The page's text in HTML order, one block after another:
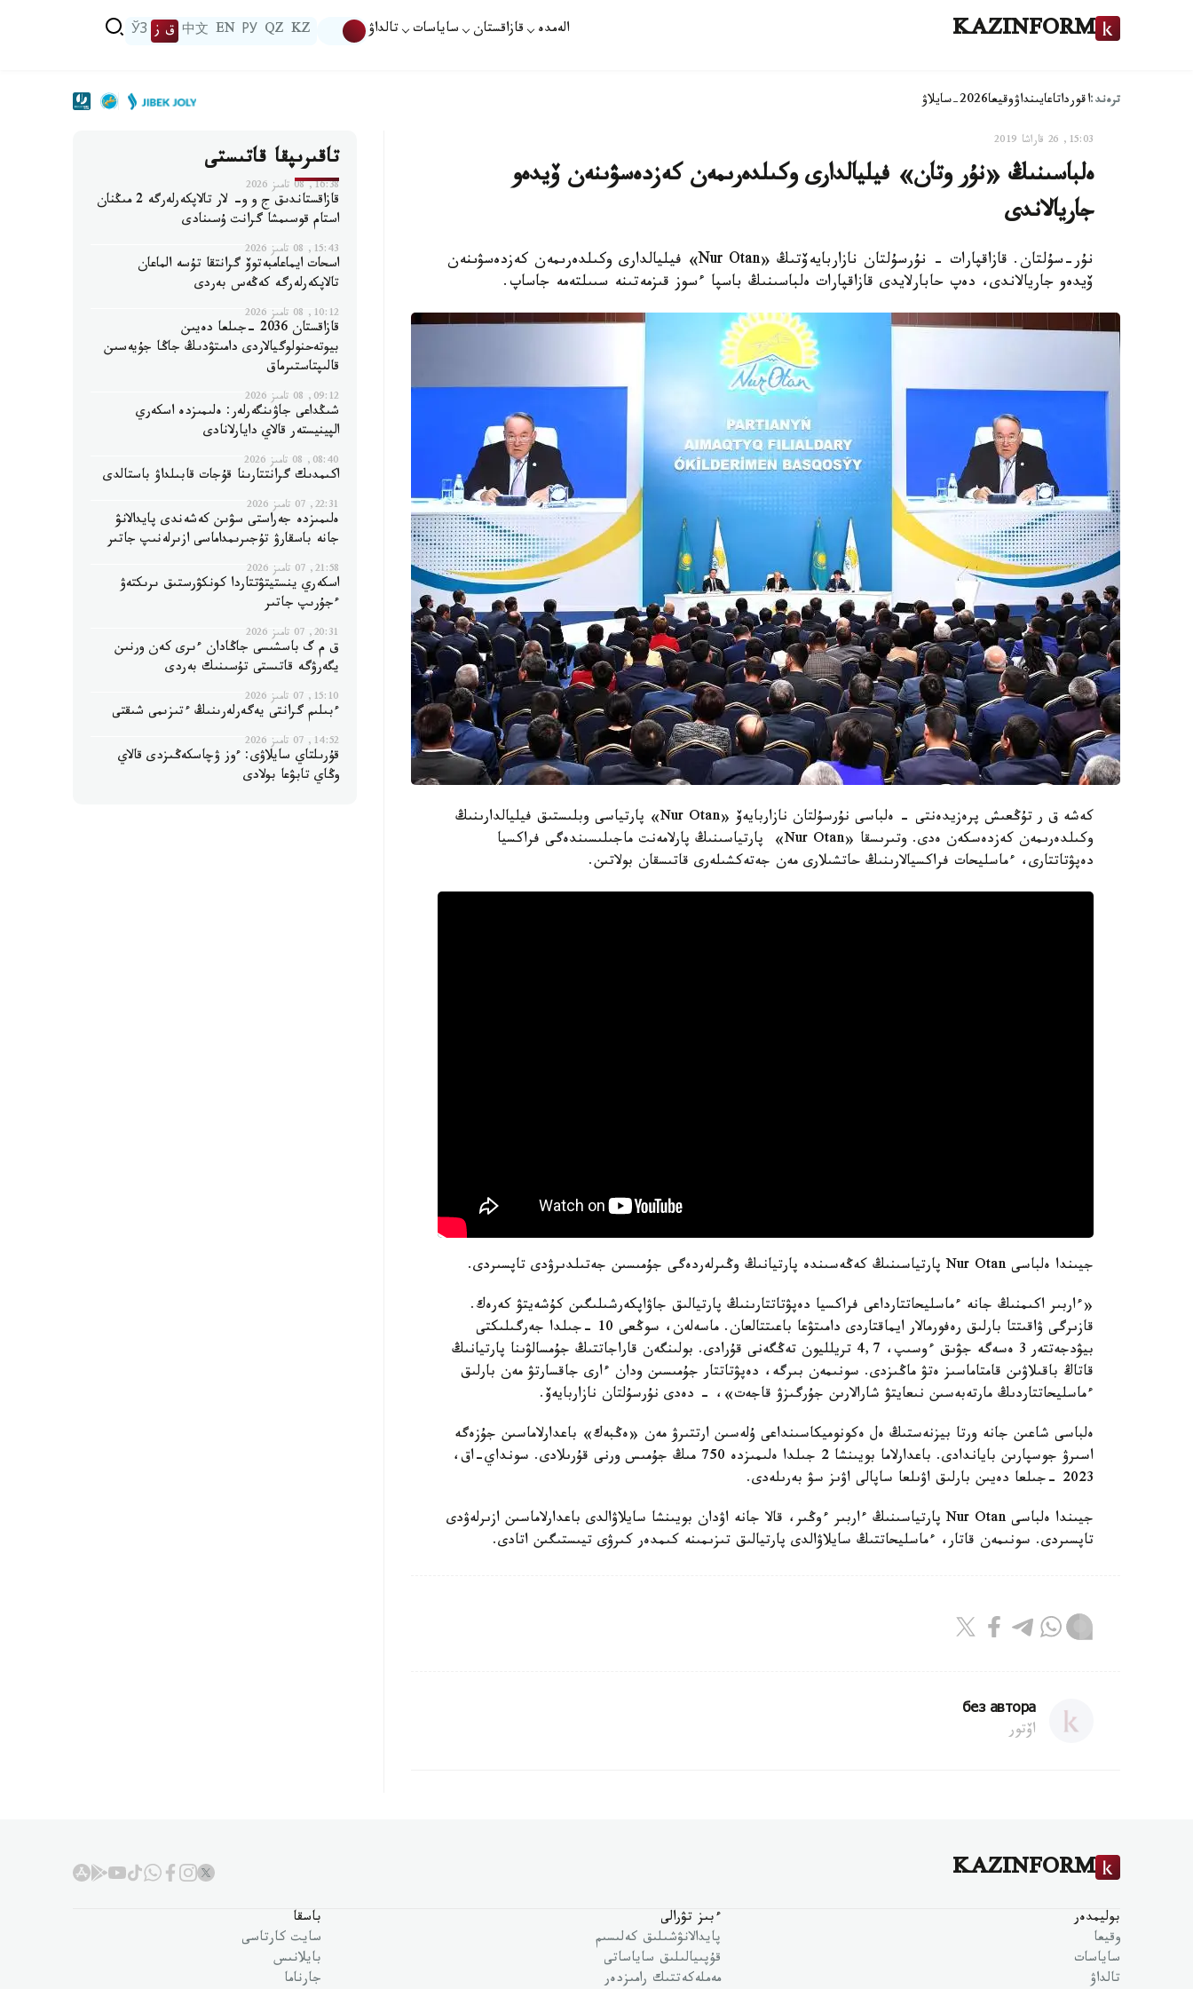
KAZINFORM الەمدە قازاقستان ساياسات تالداۋ KZ
QZ
РУ
EN
中文 ق ز ЎЗ
ترەند:اقورداتاعايىنداۋوقيعا2026-سايلاۋ
15:03, 26 قاراشا 2019
ەلباسىنىڭ «نۇر وتان» فيليالدارى وكىلدەرىمەن كەزدەسۋىنەن ۆيدەو
جاريالاندى
نۇر-سۇلتان. قازاقپارات - نۇرسۇلتان نازاربايەۆتىڭ «Nur Otan» فيليالدارى وكىلدەرىمەن كەزدەسۋىنەن
ۆيدەو جاريالاندى، دەپ حابارلايدى قازاقپارات ەلباسىنىڭ باسپا ءسوز قىزمەتىنە سىىلتەمە جاساپ.
كەشە ق ر تۇڭعىش پرەزيدەنتى - ەلباسى نۇرسۇلتان نازاربايەۆ «Nur Otan» پارتياسى وبلىستىق فيليالدارىنىڭ
وكىلدەرىمەن كەزدەسكەن ەدى. وتىرىسقا «Nur Otan» پارتياسىنىڭ پارلامەنت ماجىلىسىندەگى فراكسيا
دەپۋتاتتارى، ءماسليحات فراكسيالارىنىڭ حاتشىلارى مەن جەتەكشىلەرى قاتىسقان بولاتىن.
جيىندا ەلباسى Nur Otan پارتياسىنىڭ كەڭەسىندە پارتيانىڭ وڭىرلەردەگى جۇمىسىن جەتىلدىرۋدى تاپسىردى.
«ءاربىر اكىمنىڭ جانە ءماسليحاتتارداعى فراكسيا دەپۋتاتتارىنىڭ پارتيالىق جاۋاپكەرشىلىگىن كۇشەيتۋ كەرەك.
قازىرگى ۋاقىتتا بارلىق رەفورمالار ايماقتاردى دامىتۋعا باعىتتالعان. ماسەلەن، سوڭعى 10 -جىلدا جەرگىلىكتى
بيۋدجەتتەر 3 ەسەگە جۋىق ءوسىپ، 4,7 تريلليون تەڭگەنى قۇرادى. بولىنگەن قاراجاتتىڭ جۇمسالۋىنا پارتيانىڭ
قاتاڭ باقىلاۋىن قامتاماسىز ەتۋ ماڭىزدى. سونىمەن بىرگە، دەپۋتاتتار جۇمىسىن ودان ءارى جاقسارتۋ مەن بارلىق
ءماسليحاتتاردىڭ مارتەبەسىن نىعايتۋ شارالارىن جۇرگىزۋ قاجەت»، - دەدى نۇرسۇلتان نازاربايەۆ.
ەلباسى شاعىن جانە ورتا بيزنەستىڭ ەل ەكونوميكاسىنداعى ۇلەسىن ارتتىرۋ مەن «ەڭبەك» باعدارلاماسىن جۇزەگە
اسىرۋ جوسپارىن باياندادى. باعدارلاما بويىنشا 2 جىلدا ەلىمىزدە 750 مىڭ جۇمىس ورنى قۇرىلادى. سونداي-اق،
2023 -جىلعا دەيىن بارلىق اۋىلعا ساپالى اۋىز سۋ بەرىلەدى.
جيىندا ەلباسى Nur Otan پارتياسىنىڭ ءاربىر ءوڭىر، قالا جانە اۋدان بويىنشا سايلاۋالدى باعدارلاماسىن ازىرلەۋدى
تاپسىردى. سونىمەن قاتار، ءماسليحاتتىڭ سايلاۋالدى پارتيالىق تىزىمىنە كىمدەر كىرۋى تيىستىگىن اتادى.
без автора
اۆتور
تاقىرىپقا قاتىستى
16:38, 08 تامىز 2026
قازاقستاندىق ج و و- لار تالاپكەرلەرگە 2 مىڭنان
استام قوسىمشا گرانت ۇسىنادى
15:43, 08 تامىز 2026
اسحات ايماعامبەتوۆ گرانتقا تۇسە الماعان
تالاپكەرلەرگە كەڭەس بەردى
10:12, 08 تامىز 2026
قازاقستان 2036 -جىلعا دەيىن
بيوتەحنولوگيالاردى دامىتۋدىڭ جاڭا جۇيەسىن
قالىپتاستىرماق
09:12, 08 تامىز 2026
شىڭداعى جاۋىنگەرلەر: ەلىمىزدە اسكەري
الپينيستەر قالاي دايارلانادى
08:40, 08 تامىز 2026
اكىمدىك گرانتتارىنا قۇجات قابىلداۋ باستالدى
22:31, 07 تامىز 2026
ەلىمىزدە جەراستى سۋىن كەشەندى پايدالانۋ
جانە باسقارۋ تۇجىرىمداماسى ازىرلەنىپ جاتىر
21:58, 07 تامىز 2026
اسكەري ينستيتۋتتاردا كونكۋرستىق ىرىكتەۋ
ءجۇرىپ جاتىر
20:31, 07 تامىز 2026
ق م گ باسشىسى جاڭادان ءىرى كەن ورنىن
يگەرۋگە قاتىستى تۇسىنىك بەردى
15:10, 07 تامىز 2026
ءبىلىم گرانتى يەگەرلەرىنىڭ ءتىزىمى شىقتى
14:52, 07 تامىز 2026
قۇرىلتاي سايلاۋى: ءوز ۋچاسكەڭىزدى قالاي
وڭاي تابۋعا بولادى
KAZINFORM
بوليمدەر
وقيعا
ساياسات
تالداۋ
ءبىز تۋرالى
پايدالانۋشىلىق كەلىسىم
قۇپىيالىلىق ساياساتى
مەملەكەتتىك رامىزدەر
باسقا
سايت كارتاسى
بايلانىس
جارناما